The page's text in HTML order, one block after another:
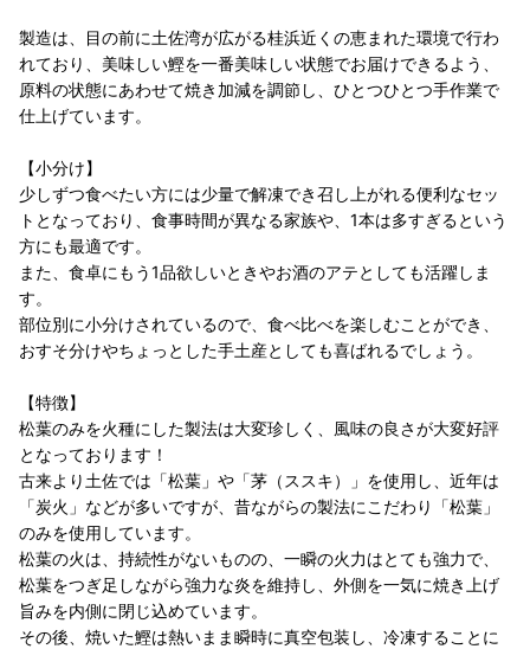
製造は、目の前に土佐湾が広がる桂浜近くの恵まれた環境で行わ
れており、美味しい鰹を一番美味しい状態でお届けできるよう、
原料の状態にあわせて焼き加減を調節し、ひとつひとつ手作業で
仕上げています。
【小分け】
少しずつ食べたい方には少量で解凍でき召し上がれる便利なセッ
トとなっており、食事時間が異なる家族や、1本は多すぎるという
方にも最適です。
また、食卓にもう1品欲しいときやお酒のアテとしても活躍しま
す。
部位別に小分けされているので、食べ比べを楽しむことができ、
おすそ分けやちょっとした手土産としても喜ばれるでしょう。
【特徴】
松葉のみを火種にした製法は大変珍しく、風味の良さが大変好評
となっております！
古来より土佐では「松葉」や「茅（ススキ）」を使用し、近年は
「炭火」などが多いですが、昔ながらの製法にこだわり「松葉」
のみを使用しています。
松葉の火は、持続性がないものの、一瞬の火力はとても強力で、
松葉をつぎ足しながら強力な炎を維持し、外側を一気に焼き上げ
旨みを内側に閉じ込めています。
その後、焼いた鰹は熱いまま瞬時に真空包装し、冷凍することに